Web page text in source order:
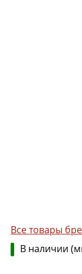
Все товары
В наличии